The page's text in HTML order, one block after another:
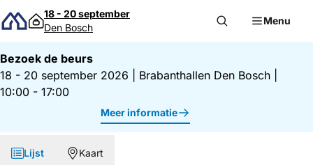
Direct naar inhoud
18 - 20 september
Den Bosch
Menu
Bezoek de beurs
18 - 20 september 2026
Brabanthallen Den Bosch
10:00 - 17:00
Meer informatie
Lijst Kaart